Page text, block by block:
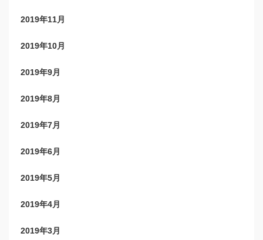
2019年11月
2019年10月
2019年9月
2019年8月
2019年7月
2019年6月
2019年5月
2019年4月
2019年3月